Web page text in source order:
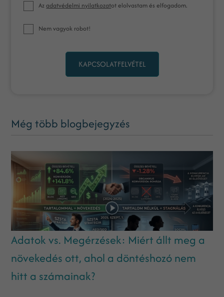
Azadatvédelmi nyilatkozatot elolvastam és elfogadom.
Nem vagyok robot!
KAPCSOLATFELVÉTEL
Még több blogbejegyzés
Adatok vs. Megérzések: Miért állt meg a
növekedés ott, ahol a döntéshozó nem
hitt a számainak?